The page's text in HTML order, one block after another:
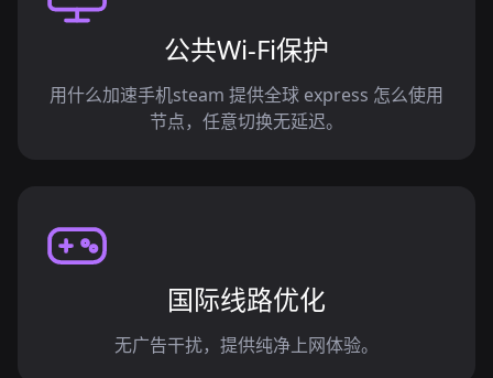
公共Wi-Fi保护
用什么加速手机steam 提供全球 express 怎么使用
节点，任意切换无延迟。
国际线路优化
无广告干扰，提供纯净上网体验。